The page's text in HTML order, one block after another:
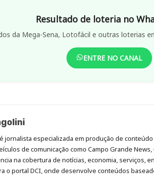
Resultado de loteria no
da Mega-Sena, Lotofácil e outras loterias
ENTRE NO CANAL
jornalista especializada em produção de
de comunicação como Campo Grande
na cobertura de notícias, economia, serviços,
o portal DCI, onde desenvolve conteúdos